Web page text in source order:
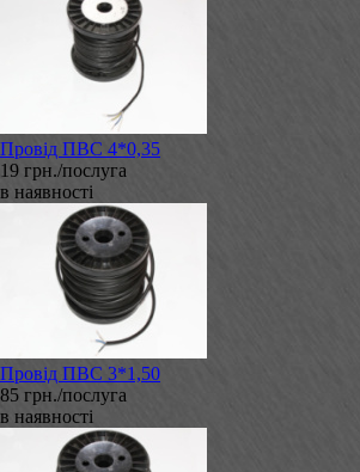
Провід ПВС 4*0,35
19 грн./послуга
в наявності
Провід ПВС 3*1,50
85 грн./послуга
в наявності